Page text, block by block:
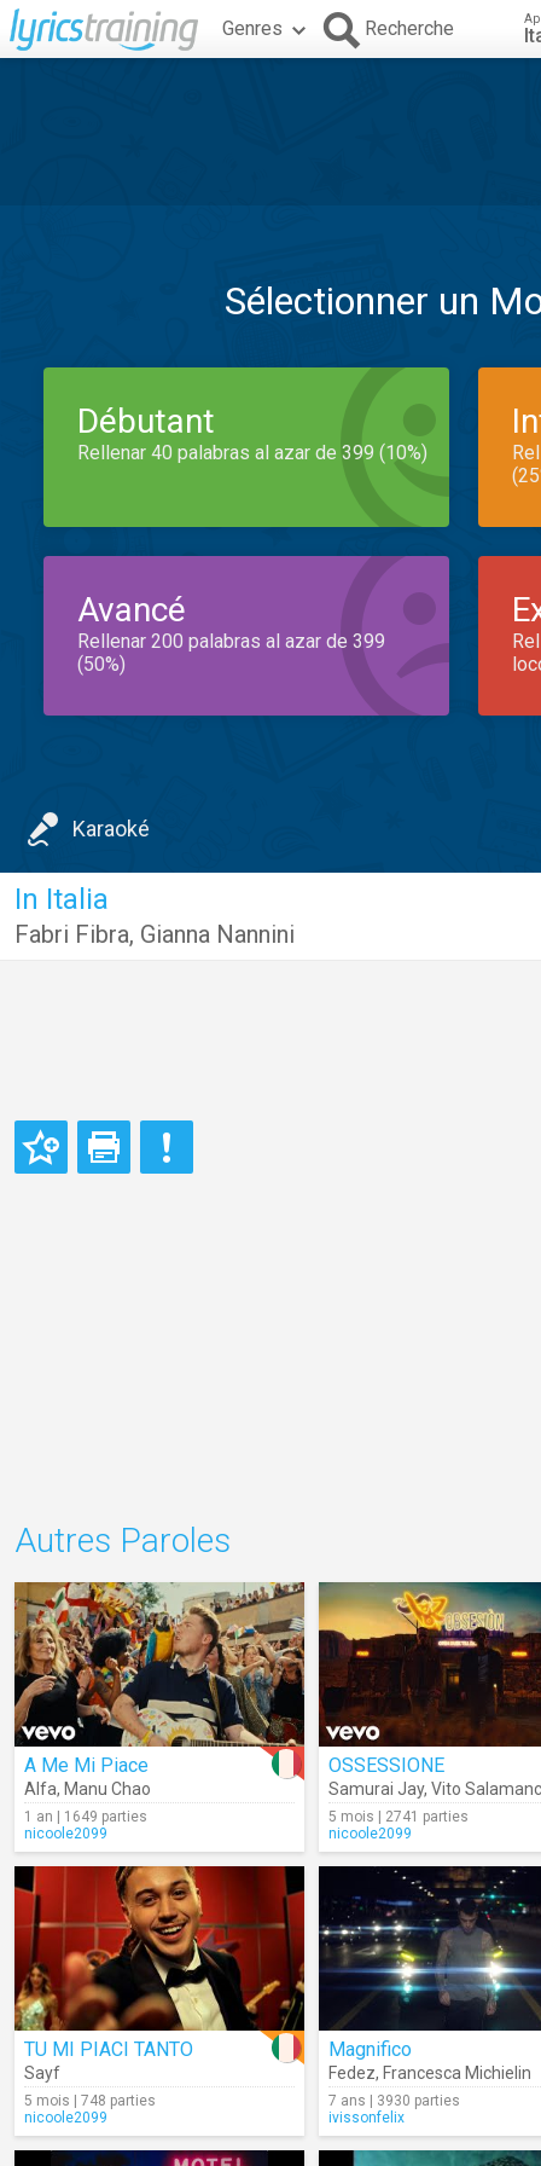
Genres Recherche
Sélectionner un
Débutant
Rellenar 40 palabras al azar de 399 (10%)
Avancé
Rellenar 200 palabras al azar de 399
(50%)
Karaoké
In Italia
Fabri Fibra, Gianna Nannini
Autres Paroles
A Me Mi Piace
Alfa, Manu Chao
1 an | 1649 parties
nicoole2099
OSSESSIONE
Samurai Jay, Vito
5 mois | 2741 parties
nicoole2099
TU MI PIACI TANTO
Sayf
5 mois | 748 parties
nicoole2099
Magnifico
Fedez, Francesca Michielin
7 ans | 3930 parties
ivissonfelix